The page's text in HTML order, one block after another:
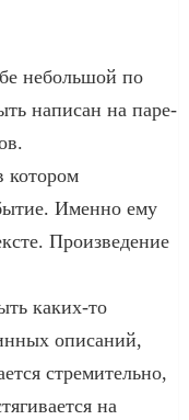
небольшой по
написан на паре-
котором
Именно ему
Произведение
каких-то
описаний,
стремительно,
на